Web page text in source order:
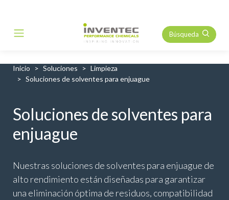
Main Navigation Búsqueda
Inicio Soluciones
Limpieza
Soluciones de solventes para enjuague
Soluciones de solventes para
enjuague
Nuestras soluciones de solventes para enjuague de
alto rendimiento están diseñadas para garantizar
una eliminación óptima de residuos, compatibilidad